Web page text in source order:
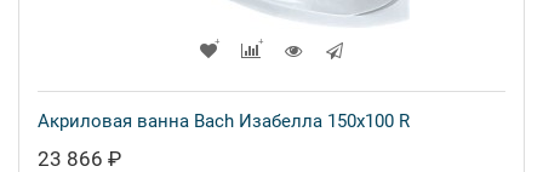
Акриловая ванна Bach Изабелла 150x100 R
23 866 ₽